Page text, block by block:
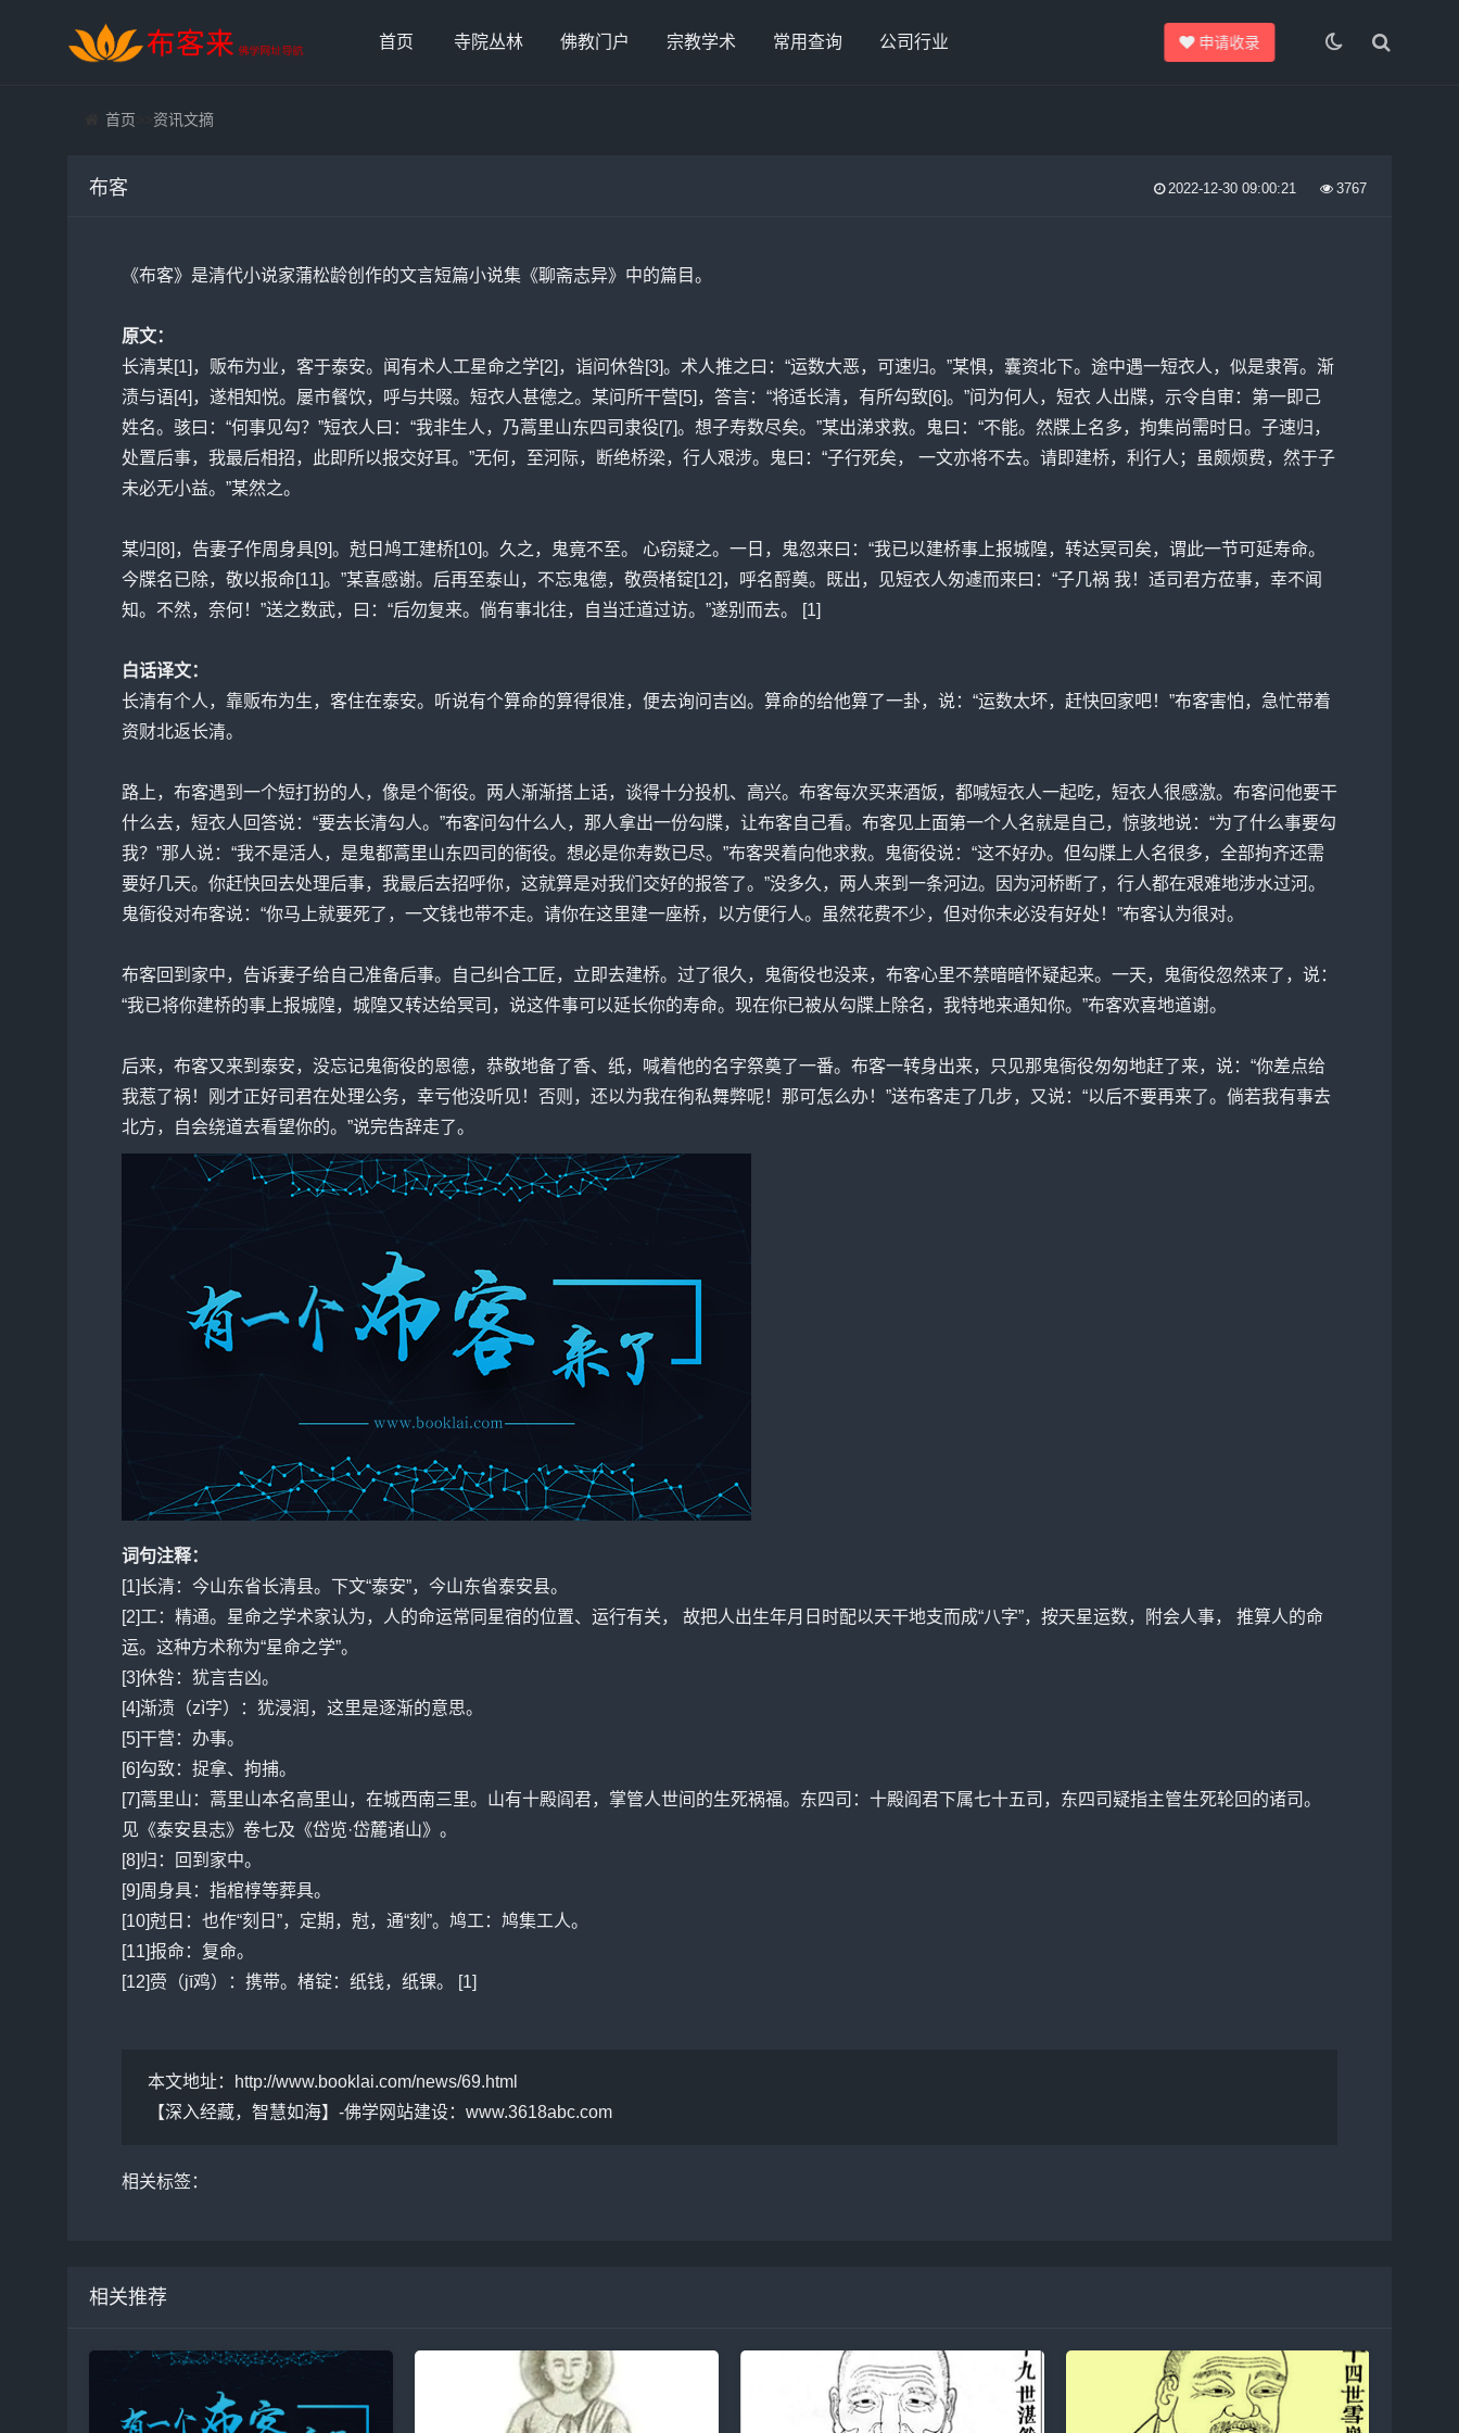
首页 寺院丛林 佛教门户 宗教学术 常用查询 公司行业 申请收录
首页 资讯文摘
布客 2022-12-30 09:00:21 3767
《布客》是清代小说家蒲松龄创作的文言短篇小说集《聊斋志异》中的篇目。
原文：
长清某[1]，贩布为业，客于泰安。闻有术人工星命之学[2]，诣问休咎[3]。术人推之曰：“运数大恶，可速归。”某惧，囊资北下。途中遇一短衣人，似是隶胥。渐
渍与语[4]，遂相知悦。屡市餐饮，呼与共啜。短衣人甚德之。某问所干营[5]，答言：“将适长清，有所勾致[6]。”问为何人，短衣 人出牒，示令自审：第一即己
姓名。骇曰：“何事见勾？”短衣人曰：“我非生人，乃蒿里山东四司隶役[7]。想子寿数尽矣。”某出涕求救。鬼曰：“不能。然牒上名多，拘集尚需时日。子速归，
处置后事，我最后相招，此即所以报交好耳。”无何，至河际，断绝桥梁，行人艰涉。鬼曰：“子行死矣， 一文亦将不去。请即建桥，利行人；虽颇烦费，然于子
未必无小益。”某然之。
某归[8]，告妻子作周身具[9]。尅日鸠工建桥[10]。久之，鬼竟不至。 心窃疑之。一日，鬼忽来曰：“我已以建桥事上报城隍，转达冥司矣，谓此一节可延寿命。
今牒名已除，敬以报命[11]。”某喜感谢。后再至泰山，不忘鬼德，敬赍楮锭[12]，呼名酹奠。既出，见短衣人匆遽而来曰：“子几祸 我！适司君方莅事，幸不闻
知。不然，奈何！”送之数武，曰：“后勿复来。倘有事北往，自当迁道过访。”遂别而去。 [1]
白话译文：
长清有个人，靠贩布为生，客住在泰安。听说有个算命的算得很准，便去询问吉凶。算命的给他算了一卦，说：“运数太坏，赶快回家吧！”布客害怕，急忙带着
资财北返长清。
路上，布客遇到一个短打扮的人，像是个衙役。两人渐渐搭上话，谈得十分投机、高兴。布客每次买来酒饭，都喊短衣人一起吃，短衣人很感激。布客问他要干
什么去，短衣人回答说：“要去长清勾人。”布客问勾什么人，那人拿出一份勾牒，让布客自己看。布客见上面第一个人名就是自己，惊骇地说：“为了什么事要勾
我？”那人说：“我不是活人，是鬼都蒿里山东四司的衙役。想必是你寿数已尽。”布客哭着向他求救。鬼衙役说：“这不好办。但勾牒上人名很多，全部拘齐还需
要好几天。你赶快回去处理后事，我最后去招呼你，这就算是对我们交好的报答了。”没多久，两人来到一条河边。因为河桥断了，行人都在艰难地涉水过河。
鬼衙役对布客说：“你马上就要死了，一文钱也带不走。请你在这里建一座桥，以方便行人。虽然花费不少，但对你未必没有好处！”布客认为很对。
布客回到家中，告诉妻子给自己准备后事。自己纠合工匠，立即去建桥。过了很久，鬼衙役也没来，布客心里不禁暗暗怀疑起来。一天，鬼衙役忽然来了，说：
“我已将你建桥的事上报城隍，城隍又转达给冥司，说这件事可以延长你的寿命。现在你已被从勾牒上除名，我特地来通知你。”布客欢喜地道谢。
后来，布客又来到泰安，没忘记鬼衙役的恩德，恭敬地备了香、纸，喊着他的名字祭奠了一番。布客一转身出来，只见那鬼衙役匆匆地赶了来，说：“你差点给
我惹了祸！刚才正好司君在处理公务，幸亏他没听见！否则，还以为我在徇私舞弊呢！那可怎么办！”送布客走了几步，又说：“以后不要再来了。倘若我有事去
北方，自会绕道去看望你的。”说完告辞走了。
词句注释：
[1]长清：今山东省长清县。下文“泰安”，今山东省泰安县。
[2]工：精通。星命之学术家认为，人的命运常同星宿的位置、运行有关， 故把人出生年月日时配以天干地支而成“八字”，按天星运数，附会人事， 推算人的命
运。这种方术称为“星命之学”。
[3]休咎：犹言吉凶。
[4]渐渍（zì字）：犹浸润，这里是逐渐的意思。
[5]干营：办事。
[6]勾致：捉拿、拘捕。
[7]蒿里山：蒿里山本名高里山，在城西南三里。山有十殿阎君，掌管人世间的生死祸福。东四司：十殿阎君下属七十五司，东四司疑指主管生死轮回的诸司。
见《泰安县志》卷七及《岱览·岱麓诸山》。
[8]归：回到家中。
[9]周身具：指棺椁等葬具。
[10]尅日：也作“刻日”，定期，尅，通“刻”。鸠工：鸠集工人。
[11]报命：复命。
[12]赍（jī鸡）：携带。楮锭：纸钱，纸锞。 [1]
本文地址：
http://www.booklai.com/news/69.html
【深入经藏，智慧如海】-佛学网站建设： www.3618abc.com
相关标签：
相关推荐